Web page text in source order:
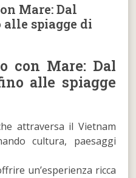
Mare: Dal
spiagge di
con Mare: Dal
alle spiagge
attraversa il Vietnam
cultura, paesaggi
un’esperienza ricca